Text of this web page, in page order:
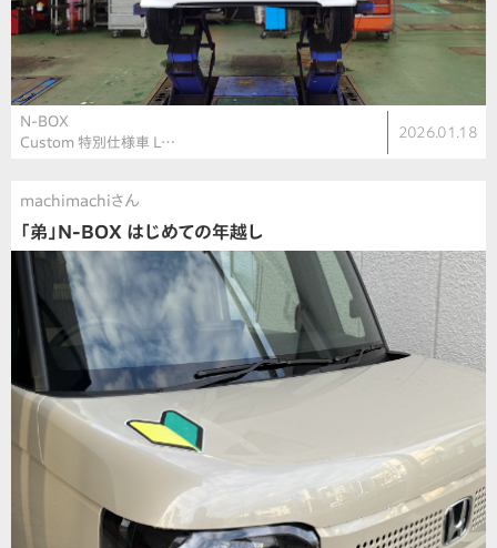
N-BOX
Custom 特別仕様車 L…
2026.01.18
machimachiさん
「弟」N-BOX はじめての年越し